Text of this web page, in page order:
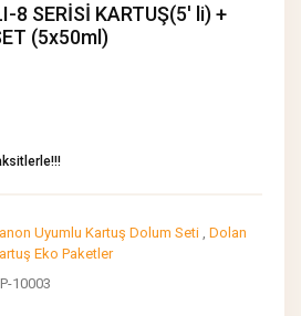
8 SERİSİ KARTUŞ(5' li) +
(5x50ml)
Uyumlu Kartuş Dolum Seti ,Dolan
Eko Paketler
10003